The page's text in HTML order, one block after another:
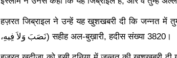
हज़रत जिब्राइल ने उन्हें यह खुशखबरी दी कि जन्नत में
فِيهِ، وَلاَ نَصَبَ) सहीह अल-बुख़ारी, हदीस संख्या 3820।